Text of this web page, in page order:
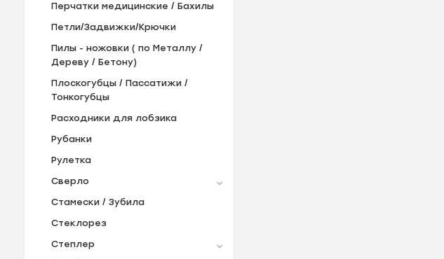
Перчатки медицинские / Бахилы
Петли/Задвижки/Крючки
Пилы - ножовки ( по Металлу /
Дереву / Бетону)
Плоскогубцы / Пассатижи /
Тонкогубцы
Расходники для лобзика
Рубанки
Рулетка
Сверло
Стамески / Зубила
Стеклорез
Степлер